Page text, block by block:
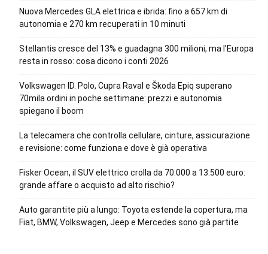
Nuova Mercedes GLA elettrica e ibrida: fino a 657 km di
autonomia e 270 km recuperati in 10 minuti
Stellantis cresce del 13% e guadagna 300 milioni, ma l’Europa
resta in rosso: cosa dicono i conti 2026
Volkswagen ID. Polo, Cupra Raval e Škoda Epiq superano
70mila ordini in poche settimane: prezzi e autonomia
spiegano il boom
La telecamera che controlla cellulare, cinture, assicurazione
e revisione: come funziona e dove è già operativa
Fisker Ocean, il SUV elettrico crolla da 70.000 a 13.500 euro:
grande affare o acquisto ad alto rischio?
Auto garantite più a lungo: Toyota estende la copertura, ma
Fiat, BMW, Volkswagen, Jeep e Mercedes sono già partite